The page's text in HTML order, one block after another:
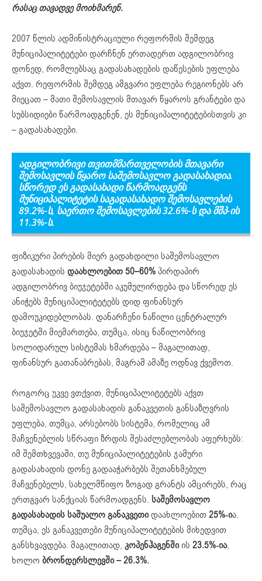
რასაც თავადვე მოიხმარენ.
2007 წლის ადმინისტრაციული რეფორმის შემდეგ
მუნიციპალიტეტები დარჩნენ ერთადერთ ადგილობრივ
დონედ, რომლებსაც გადასახადების დაწესების უფლება
აქვთ. რეფორმის შემდეგ ამგვარი უფლება რეგიონებს არ
მიეცათ – მათი შემოსავლის მთავარ წყაროს გრანტები და
სუბსიდიები წარმოადგენენ, ეს მუნიციპალიტეტებისთვის კი
– გადასახადები.
ადგილობრივი თვითმმართველობისმთავარი
შემოსავლის წყარო საშემოსავლოგადასახადია.
სწორედ ეს გადასახადიწარმოადგენს
მუნიციპალიტეტისსაგადასახადო შემოსავლების
89.2%-ს, საერთოშემოსავლების 32.6%-ს და მშპ-ის
11.3%-ს.
ფიზიკური პირების მიერ გადახდილი საშემოსავლო
გადასახადის დაახლოებით 50–60%პირდაპირ
ადგილობრივ ბიუჯეტებში აკუმულირდება და სწორედ ეს
ანიჭებს მუნიციპალიტეტებს დიდ ფინანსურ
დამოუკიდებლობას. დანარჩენი ნაწილი ცენტრალურ
ბიუჯეტში მიემართება, თუმცა, ისიც ნაწილობრივ
სოლიდარულ სისტემას ხმარდება – მაგალითად,
ფინანსურ გათანაბრებას, მაგრამ ამაზე ოდნავ ქვემოთ.
როგორც უკვე ვთქვით, მუნიციპალიტეტებს აქვთ
საშემოსავლო გადასახადის განაკვეთის განსაზღვრის
უფლება, თუმცა, არსებობს სისტემა, რომელიც ამ
მაჩვენებლის სწრაფი ზრდის შესაძლებლობას აფერხებს:
იმ შემთხვევაში, თუ მუნიციპალიტეტების ჯამური
გადასახადის დონე გადააჭარბებს შეთანხმებულ
მაჩვენებელს, სახელმწიფო ზოგად გრანტს ამცირებს, რაც
ერთგვარ სანქციას წარმოადგენს. საშემოსავლო
გადასახადის საშუალო განაკვეთიდაახლოებით25%-ია.
თუმცა, ​ეს განაკვეთები მუნიციპალიტეტების მიხედვით
განსხვავდება. მაგალითად, კოპენჰაგენშიის 23.5%-ია,
ხოლო ბრონდერსლევში–26.3%.